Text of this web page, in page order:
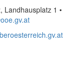
Landhausplatz 1 •